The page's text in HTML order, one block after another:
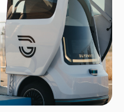
이션은 "실리콘밸리에서 변화의
성향의 부유층은 트럼프의 낮은
기대하며 그에게 표를 던질
대통령은 실리콘밸리와 교류를
초 영향력 있는 투자자인
한 바 있다. 또 팔란티어의 고문
알려졌다. 데이비드 색스 TV
령의 실수를 비판했다. 그는
사일 위기 이후 가장 위험한 외교